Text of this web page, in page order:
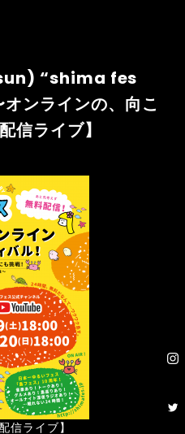
“shima fes
ンラインの、向こ
信ライブ】
ライブ】